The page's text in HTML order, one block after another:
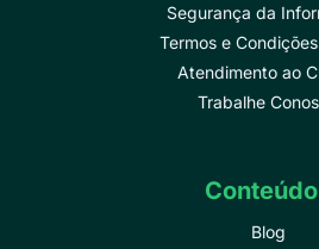
Segurança da
Termos e
Atendimento ao
Trabalhe
Blog